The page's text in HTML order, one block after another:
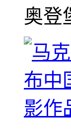
奥登